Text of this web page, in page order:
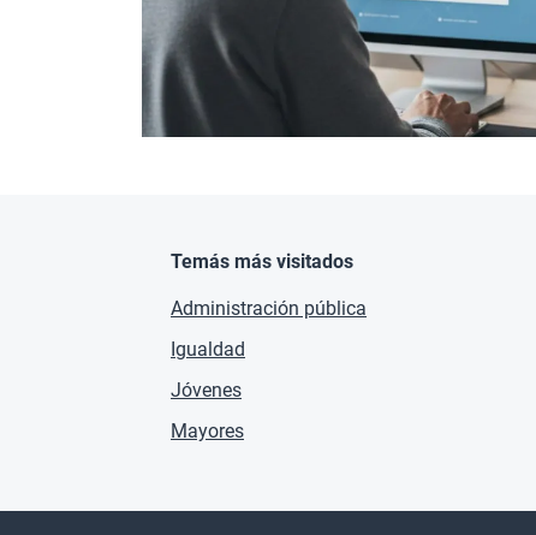
Temás más visitados
Administración pública
Igualdad
Jóvenes
Mayores